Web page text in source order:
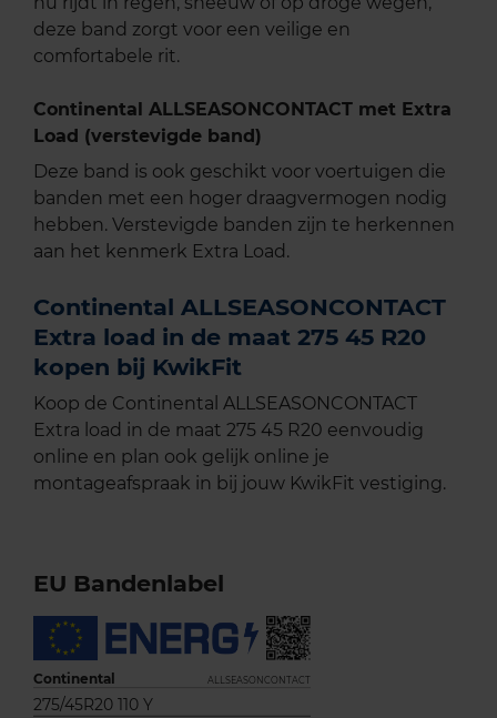
deze band zorgt voor een veilige en
comfortabele rit.
Continental ALLSEASONCONTACT met Extra
Load (verstevigde band)
Deze band is ook geschikt voor voertuigen die
banden met een hoger draagvermogen nodig
hebben. Verstevigde banden zijn te herkennen
aan het kenmerk Extra Load.
Continental ALLSEASONCONTACT
Extra load in de maat 275 45 R20
kopen bij KwikFit
Koop de Continental ALLSEASONCONTACT
Extra load in de maat 275 45 R20 eenvoudig
online en plan ook gelijk online je
montageafspraak in bij jouw KwikFit vestiging.
EU Bandenlabel
Continental ALLSEASONCONTACT
275/45R20 110 Y